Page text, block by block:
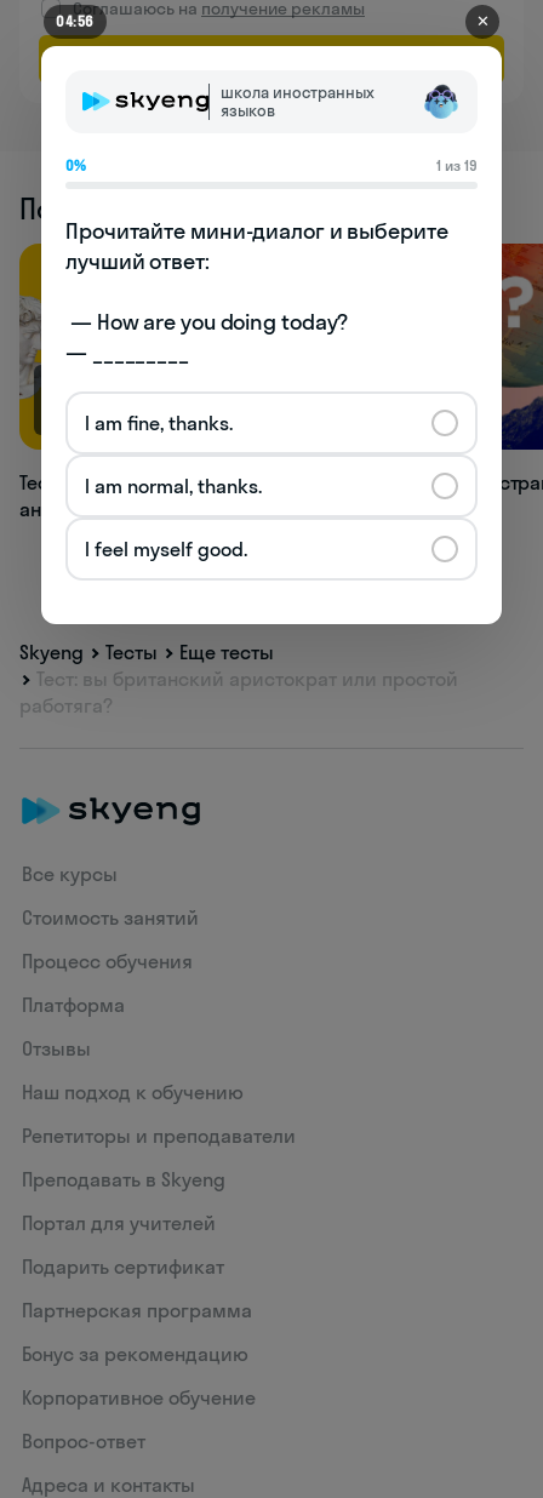
Соглашаюсь на получение рекламы
Похожие статьи
66.9K
Тест: как хорошо вы знаете времена
английского языка?
33.1K
Тест: в какой
Skyeng Тесты
Еще тесты
Тест: вы британский аристократ или простой
работяга?
Все курсы
Стоимость занятий
Процесс обучения
Платформа
Отзывы
Наш подход к обучению
Репетиторы и преподаватели
Преподавать в Skyeng
Портал для учителей
Подарить сертификат
Партнерская программа
Бонус за рекомендацию
Корпоративное обучение
Вопрос-ответ
Адреса и контакты
04:56 ✕
школа иностранных
языков
0% 1 из 19
Прочитайте мини-диалог и выберите
лучший ответ:
— _________
I am fine, thanks.
I am normal, thanks.
I feel myself good.